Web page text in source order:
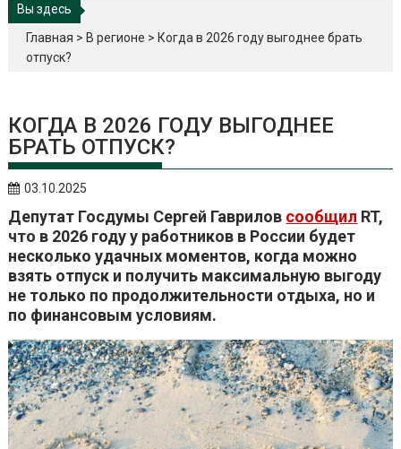
Вы здесь
Главная > В регионе > Когда в 2026 году выгоднее брать
отпуск?
КОГДА В 2026 ГОДУ ВЫГОДНЕЕ
БРАТЬ ОТПУСК?
03.10.2025
Депутат Госдумы Сергей Гаврилов сообщил RT,
что в 2026 году у работников в России будет
несколько удачных моментов, когда можно
взять отпуск и получить максимальную выгоду
не только по продолжительности отдыха, но и
по финансовым условиям.